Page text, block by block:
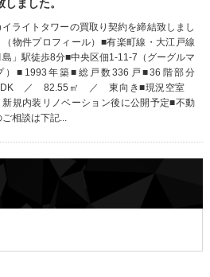
しました。
イライトタワーの買取り契約を締結致しまし
（物件プロフィール）■有楽町線・大江戸線
島」駅徒歩8分■中央区佃1-11-7（グーグルマ
）■1993年築■総戸数336戸■36階部分
／ 82.55㎡ ／ 東向き■現況空室
規内装リノベーション後に公開予定■不動
ご相談は下記...